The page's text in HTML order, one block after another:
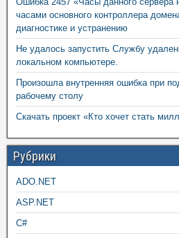
часами основного контроллера
диагностике и устранению
Не удалось запустить Службу
локальном компьютере.
Произошла внутренняя ошибка при
рабочему столу
Скачать проект «Кто хочет стать
Рубрики
ADO.NET
ASP.NET
C#